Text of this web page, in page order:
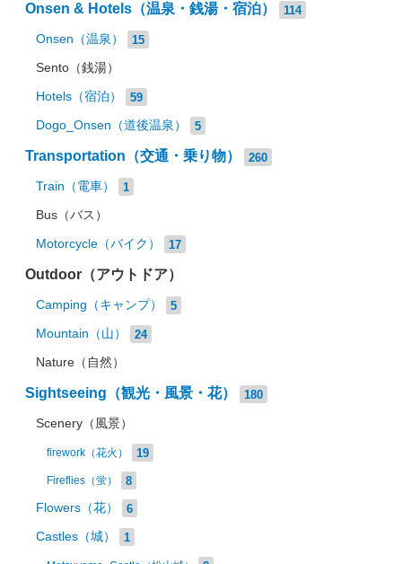
Onsen & Hotels（温泉・銭湯・宿泊） 114
Onsen（温泉） 15
Sento（銭湯）
Hotels（宿泊） 59
Dogo_Onsen（道後温泉） 5
Transportation（交通・乗り物） 260
Train（電車） 1
Bus（バス）
Motorcycle（バイク） 17
Outdoor（アウトドア）
Camping（キャンプ） 5
Mountain（山） 24
Nature（自然）
Sightseeing（観光・風景・花） 180
Scenery（風景）
firework（花火） 19
Fireflies（蛍） 8
Flowers（花） 6
Castles（城） 1